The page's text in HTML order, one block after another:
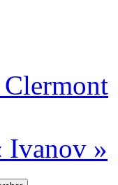
Clermont
Ivanov »